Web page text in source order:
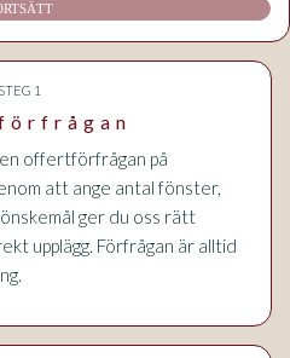
STEG 1
offertförfrågan på
att ange antal fönster,
ger du oss rätt
upplägg. Förfrågan är alltid